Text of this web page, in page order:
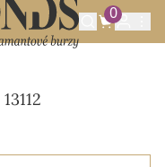
0
0.56CT I/VVS1 S GIA
13112